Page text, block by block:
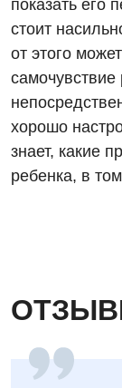
Урология
Детская
показать его
стоит
от этого
хорошо
знает, какие
ребенка, в